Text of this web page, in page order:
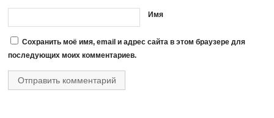
Имя
Сохранить моё имя, email и адрес сайта в этом браузере для
последующих моих комментариев.